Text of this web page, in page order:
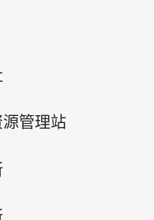
管理站